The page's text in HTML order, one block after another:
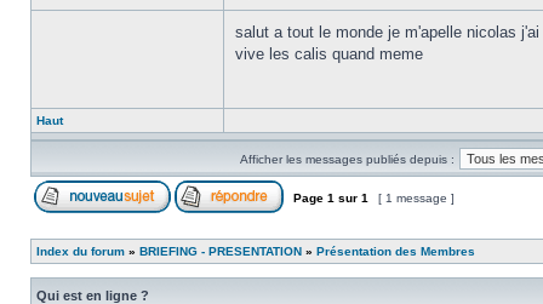
salut a tout le monde je m'apelle nicolas
vive les calis quand meme
Haut
Afficher les messages publiés depuis :
Page 1 sur 1 [ 1 message ]
Index du forum » BRIEFING - PRESENTATION » Présentation des Membres
Qui est en ligne ?